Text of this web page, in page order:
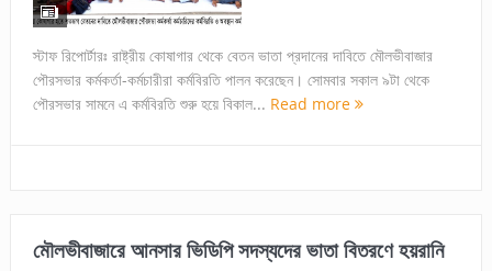
স্টাফ রিপোর্টারঃ রাষ্ট্রীয় কোষাগার থেকে বেতন ভাতা প্রদানের দাবিতে মৌলভীবাজার
পৌরসভার কর্মকর্তা-কর্মচারীরা কর্মবিরতি পালন করেছেন। সোমবার সকাল ৯টা থেকে
পৌরসভার সামনে এ কর্মবিরতি শুরু হয়ে বিকাল... Read more
মৌলভীবাজারে আনসার ভিডিপি সদস্যদের ভাতা বিতরণে হয়রানি